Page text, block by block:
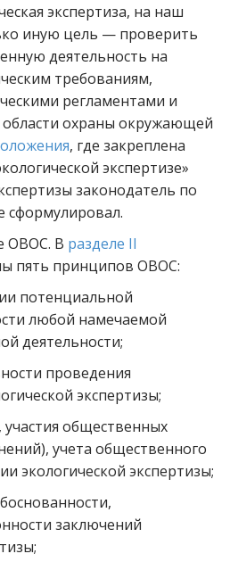
экспертиза, на наш
иную цель — проверить
деятельность на
требованиям,
регламентами и
охраны окружающей
, где закреплена
экспертизе»
законодатель по
сформулировал.
ОВОС. В разделе II
пять принципов ОВОС:
потенциальной
любой намечаемой
деятельности;
проведения
экспертизы;
общественных
учета общественного
экологической экспертизы;
заключений